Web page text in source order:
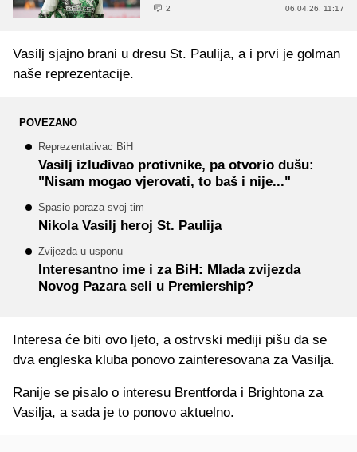
2 06.04.26. 11:17
Vasilj sjajno brani u dresu St. Paulija, a i prvi je golman
naše reprezentacije.
POVEZANO
Reprezentativac BiH
Vasilj izluđivao protivnike, pa otvorio dušu:
"Nisam mogao vjerovati, to baš i nije..."
Spasio poraza svoj tim
Nikola Vasilj heroj St. Paulija
Zvijezda u usponu
Interesantno ime i za BiH: Mlada zvijezda
Novog Pazara seli u Premiership?
Interesa će biti ovo ljeto, a ostrvski mediji pišu da se
dva engleska kluba ponovo zainteresovana za Vasilja.
Ranije se pisalo o interesu Brentforda i Brightona za
Vasilja, a sada je to ponovo aktuelno.